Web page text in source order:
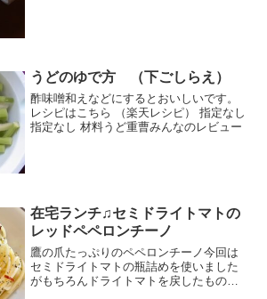
うどのゆで方 （下ごしらえ）
酢味噌和えなどにするとおいしいです。
レシピはこちら （楽天レシピ） 指定なし
指定なし 材料うど重曹みんなのレビュー
在宅ランチ♫セミドライトマトの
レッドペペロンチーノ
鷹の爪たっぷりのペペロンチーノ今回は
セミドライトマトの瓶詰めを使いました
がもちろんドライトマトを戻したもので